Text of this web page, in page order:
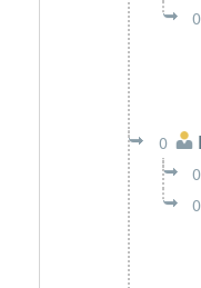
0
0
0
0